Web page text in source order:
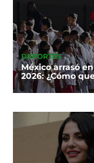
DEPORTES
México arrasó
2026: ¿Cómo